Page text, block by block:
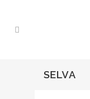
SELVA